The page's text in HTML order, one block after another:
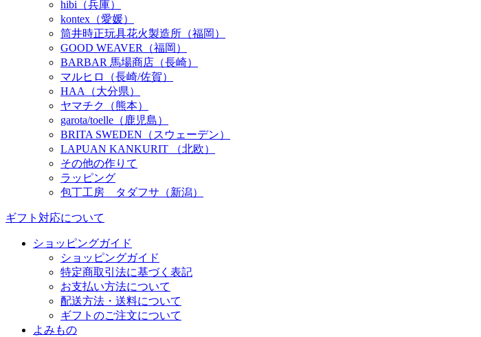
hibi（兵庫）
kontex（愛媛）
筒井時正玩具花火製造所（福岡）
GOOD WEAVER（福岡）
BARBAR 馬場商店（長崎）
マルヒロ（長崎/佐賀）
HAA（大分県）
ヤマチク（熊本）
garota/toelle（鹿児島）
BRITA SWEDEN（スウェーデン）
LAPUAN KANKURIT （北欧）
その他の作りて
ラッピング
包丁工房 タダフサ（新潟）
ギフト対応について
ショッピングガイド
ショッピングガイド
特定商取引法に基づく表記
お支払い方法について
配送方法・送料について
ギフトのご注文について
よみもの